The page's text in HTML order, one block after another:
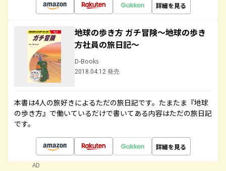
詳細を見る
地球の歩き方 ガチ冒険～地球の歩き
方社員の旅日記～
D-Books
2018.04.12 発売
本書は4人の旅好きによるただの旅日記です。たまたま『地球
の歩き方』で働いているだけで書いてある内容はただの旅日記
です。
詳細を見る
AD